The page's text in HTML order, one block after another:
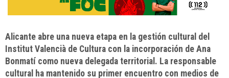
Alicante abre una nueva etapa en la gestión cultural del
Institut Valencià de Cultura con la incorporación de Ana
Bonmatí como nueva delegada territorial. La responsable
cultural ha mantenido su primer encuentro con medios de